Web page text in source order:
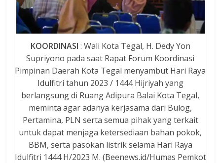
KOORDINASI : Wali Kota Tegal, H. Dedy Yon
Supriyono pada saat Rapat Forum Koordinasi
Pimpinan Daerah Kota Tegal menyambut Hari Raya
Idulfitri tahun 2023 / 1444 Hijriyah yang
berlangsung di Ruang Adipura Balai Kota Tegal,
meminta agar adanya kerjasama dari Bulog,
Pertamina, PLN serta semua pihak yang terkait
untuk dapat menjaga ketersediaan bahan pokok,
BBM, serta pasokan listrik selama Hari Raya
Idulfitri 1444 H/2023 M. (Beenews.id/Humas Pemkot